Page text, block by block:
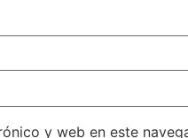
y web en este